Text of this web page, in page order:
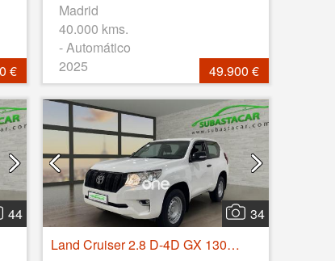
€
Madrid
40.000 kms.
- Automático
2025
49.900 €
44
34
Land Cruiser 2.8 D-4D GX 130kW